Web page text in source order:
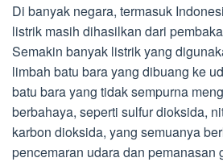
Di banyak negara, termasuk
listrik masih dihasilkan dari
Semakin banyak listrik yang
limbah batu bara yang dibuang ke
batu bara yang tidak sempurna
berbahaya, seperti sulfur dioksida,
karbon dioksida, yang semuanya
pencemaran udara dan pemanasan